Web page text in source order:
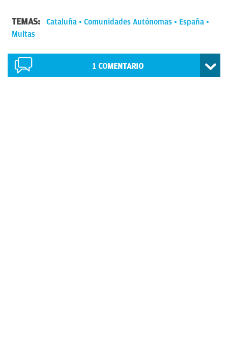
TEMAS: Cataluña Comunidades Autónomas
España
Multas
1 COMENTARIO